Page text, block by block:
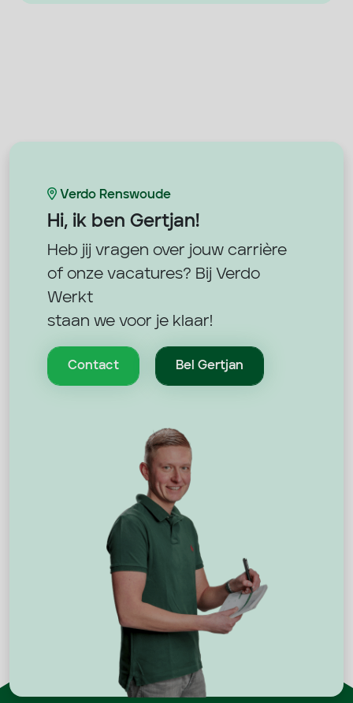
Verdo Renswoude
Hi, ik ben Gertjan!
Heb jij vragen over jouw carrière
of onze vacatures? Bij Verdo
Werkt
staan we voor je klaar!
Contact Bel Gertjan